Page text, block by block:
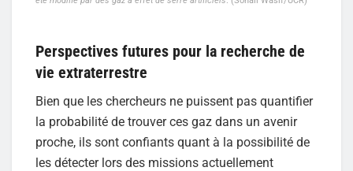
Perspectives futures pour la recherche de
vie extraterrestre
Bien que les chercheurs ne puissent pas quantifier
la probabilité de trouver ces gaz dans un avenir
proche, ils sont confiants quant à la possibilité de
les détecter lors des missions actuellement